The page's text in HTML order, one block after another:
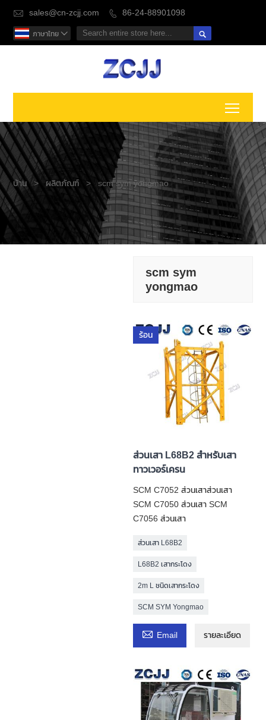
 sales@cn-zcjj.com  86-24-88901098

ภาษาไทย 
บ้าน > ผลิตภัณฑ์ > scm sym yongmao
scm sym
yongmao
ร้อน
ส่วนเสา L68B2 สำหรับเสา
ทาวเวอร์เครน
SCM C7052 ส่วนเสาส่วนเสา
SCM C7050 ส่วนเสา SCM
C7056 ส่วนเสา
ส่วนเสา L68B2
L68B2 เสากระโดง
2m L ชนิดเสากระโดง
SCM SYM Yongmao
 Email รายละเอียด